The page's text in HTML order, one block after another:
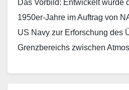
Das Vorbild: Entwickelt wurde
1950er-Jahre im Auftrag von
US Navy zur Erforschung des
Grenzbereichs zwischen